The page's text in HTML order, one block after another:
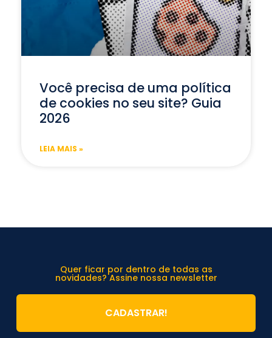
Você precisa de uma política
de cookies no seu site? Guia
2026
LEIA MAIS »
Quer ficar por dentro de todas as
novidades? Assine nossa newsletter
CADASTRAR!